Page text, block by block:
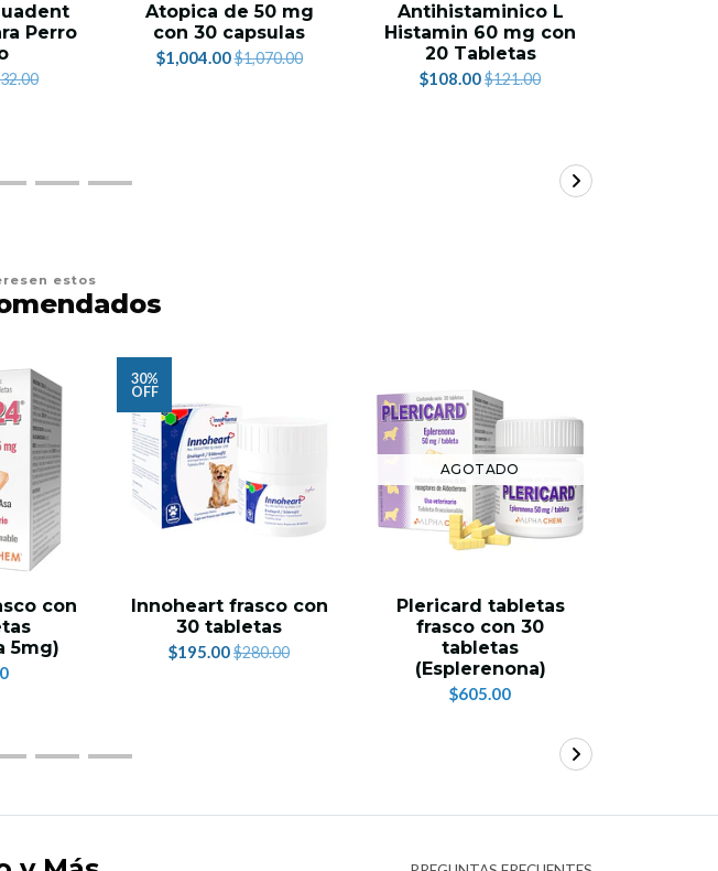
Perro
Atopica de 50 mg
con 30 capsulas
$1,004.00$1,070.00
Antihistaminico L
Histamin 60 mg con
20 Tabletas
$108.00$121.00
estos
con
5mg)
30%
OFF
Innoheart frasco con
30 tabletas
$195.00$280.00
AGOTADO
Plericard tabletas
frasco con 30
tabletas
(Esplerenona)
$605.00